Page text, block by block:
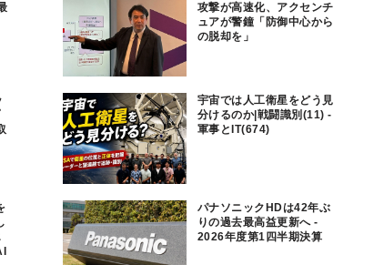
攻撃が高速化、アクセンチ
ュアが警鐘「防御中心から
の脱却を」
宇宙では人工衛星をどう見
分けるのか|戦闘識別(11) -
軍事とIT(674)
パナソニックHDは42年ぶ
りの過去最高益更新へ -
2026年度第1四半期決算